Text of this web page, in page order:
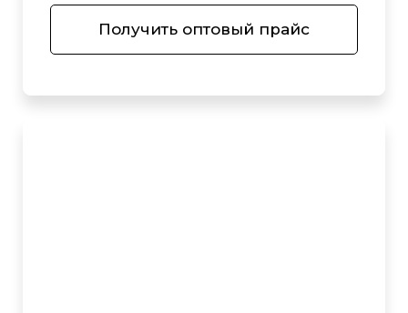
Получить оптовый прайс